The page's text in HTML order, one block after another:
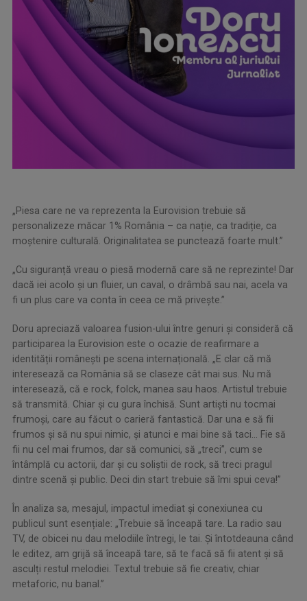
„Piesa care ne va reprezenta la Eurovision trebuie să
personalizeze măcar 1% România – ca nație, ca tradiție, ca
moștenire culturală. Originalitatea se punctează foarte mult.”
„Cu siguranță vreau o piesă modernă care să ne reprezinte! Dar
dacă iei acolo și un fluier, un caval, o drâmbă sau nai, acela va
fi un plus care va conta în ceea ce mă privește.”
Doru apreciază valoarea fusion-ului între genuri și consideră că
participarea la Eurovision este o ocazie de reafirmare a
identității românești pe scena internațională. „E clar că mă
interesează ca România să se claseze cât mai sus. Nu mă
interesează, că e rock, folck, manea sau haos. Artistul trebuie
să transmită. Chiar și cu gura închisă. Sunt artiști nu tocmai
frumoși, care au făcut o carieră fantastică. Dar una e să fii
frumos și să nu spui nimic, şi atunci e mai bine să taci... Fie să
fii nu cel mai frumos, dar să comunici, să „treci”, cum se
întâmplă cu actorii, dar și cu soliștii de rock, să treci pragul
dintre scenă și public. Deci din start trebuie să îmi spui ceva!”
În analiza sa, mesajul, impactul imediat și conexiunea cu
publicul sunt esențiale: „Trebuie să înceapă tare. La radio sau
TV, de obicei nu dau melodiile întregi, le tai. Și întotdeauna când
le editez, am grijă să înceapă tare, să te facă să fii atent și să
asculți restul melodiei. Textul trebuie să fie creativ, chiar
metaforic, nu banal.”